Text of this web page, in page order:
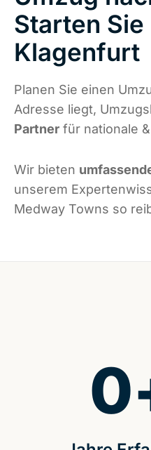
Starten
Klagenfurt
Planen Sie einen
Adresse liegt,
Partner für nationale
Wir bieten
unserem
Medway Towns so
0